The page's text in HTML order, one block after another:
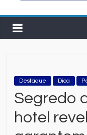
em quatro praças.
Bruno Reis e Zé Cocá
visita às obras de
Destaque Dica
Segredo
hotel